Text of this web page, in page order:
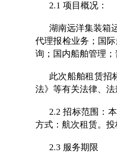
2.1 项目概况：
湖南远洋集装箱
代理报检业务；国
询；国内船舶管理；
此次船舶租赁招
法》等有关法律、
2.2 招标范围：
方式：航次租赁。投
2.3 服务期限